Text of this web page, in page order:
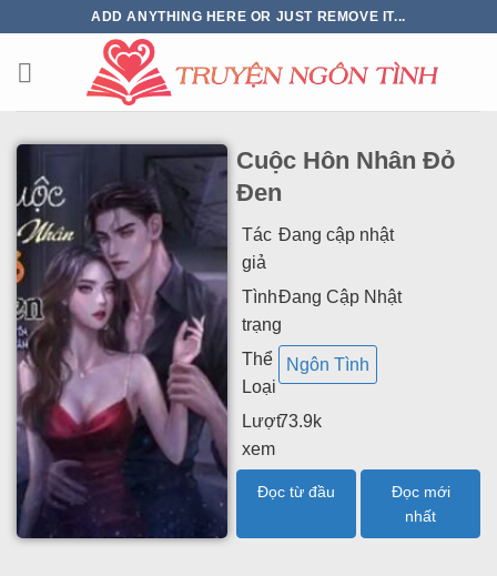
ADD ANYTHING HERE OR JUST REMOVE IT...
Cuộc Hôn Nhân Đỏ
Đen
Tác
giả
Đang cập nhật
Tình
trạng
Đang Cập Nhật
Thể
Loại
Ngôn Tình
Lượt
xem
73.9k
Đọc từ đầu
Đọc mới
nhất